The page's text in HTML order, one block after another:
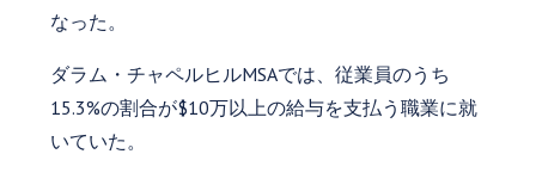
なった。
ダラム・チャペルヒルMSAでは、従業員のうち
15.3%の割合が$10万以上の給与を支払う職業に就
いていた。